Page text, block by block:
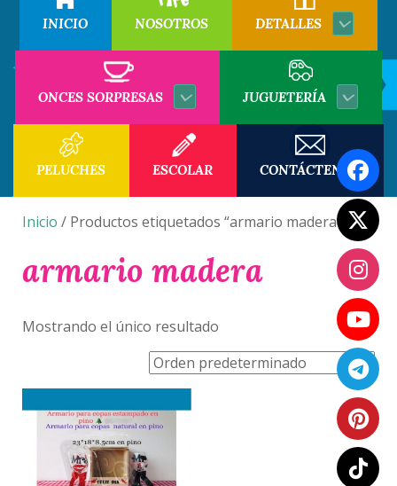
INICIO NOSOTROS DETALLES
ONCES SORPRESAS JUGUETERÍA
PELUCHES ESCOLAR CONTÁCTENOS
Inicio / Productos etiquetados “armario madera”
armario madera
Mostrando el único resultado